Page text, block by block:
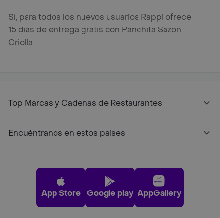
Sí, para todos los nuevos usuarios Rappi ofrece
15 días de entrega gratis con Panchita Sazón
Criolla
Top Marcas y Cadenas de Restaurantes
Encuéntranos en estos países
App Store Google play AppGallery